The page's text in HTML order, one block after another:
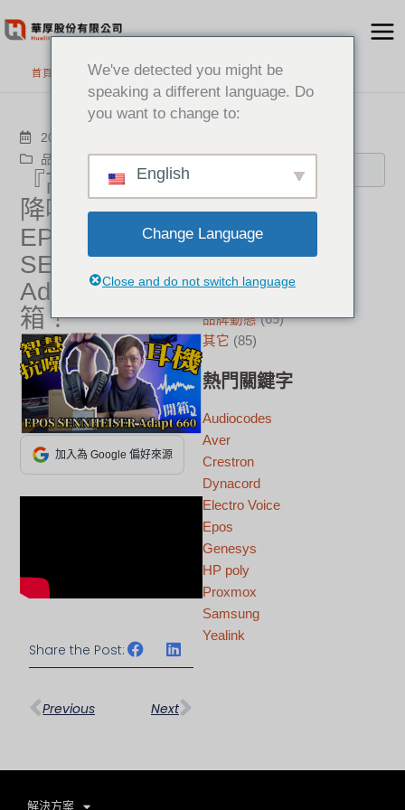
至
首頁 最新消息
2024-12-29
品牌動態
EPOS
『高音質的主動
降噪耳機』
EPOS
SENNHEISER
Adapt 660 開
箱！
加入為 Google 偏好來源
Share the Post:
上一頁
Previous Next
下一篇
搜尋
分類
新聞中心(21)
成功案例
品牌動態(69)
其它 (85)
熱門關鍵字
Audiocodes
Aver
Crestron
Dynacord
Electro Voice
Epos
Genesys
HP poly
Proxmox
Samsung
Yealink
解決方案
We've detected you might be
speaking a different language. Do
you want to change to:
English
Change Language
Close and do not switch language